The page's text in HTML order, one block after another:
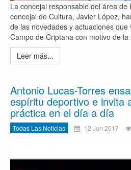
La concejal responsable del área
concejal de Cultura, Javier López,
de las novedades y actuaciones
Campo de Criptana con motivo de la
Leer más...
Antonio Lucas-Torres
espíritu deportivo e invita
práctica en el día a día
Todas Las Noticias 12 Jun 2017